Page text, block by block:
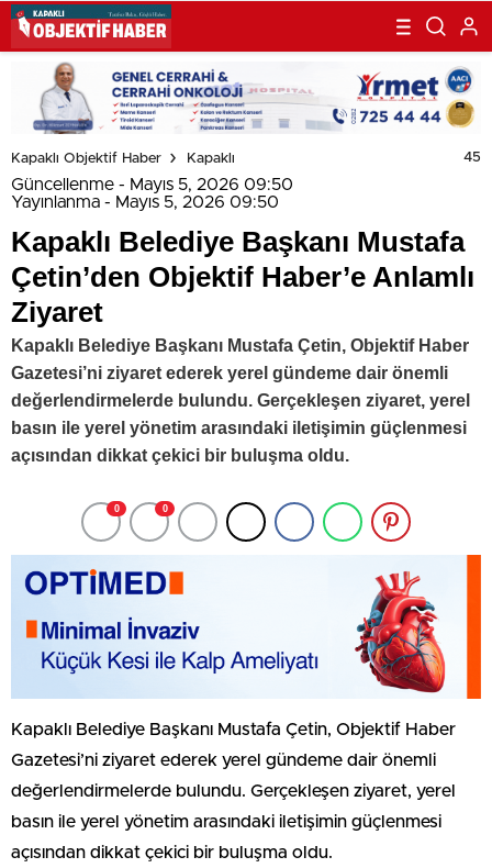
Kapaklı Objektif Haber Kapaklı 45
Güncellenme - Mayıs 5, 2026 09:50
Yayınlanma - Mayıs 5, 2026 09:50
Kapaklı Belediye Başkanı Mustafa
Çetin’den Objektif Haber’e Anlamlı
Ziyaret
Kapaklı Belediye Başkanı Mustafa Çetin, Objektif Haber
Gazetesi’ni ziyaret ederek yerel gündeme dair önemli
değerlendirmelerde bulundu. Gerçekleşen ziyaret, yerel
basın ile yerel yönetim arasındaki iletişimin güçlenmesi
açısından dikkat çekici bir buluşma oldu.
0 0
Kapaklı Belediye Başkanı Mustafa Çetin, Objektif Haber
Gazetesi’ni ziyaret ederek yerel gündeme dair önemli
değerlendirmelerde bulundu. Gerçekleşen ziyaret, yerel
basın ile yerel yönetim arasındaki iletişimin güçlenmesi
açısından dikkat çekici bir buluşma oldu.